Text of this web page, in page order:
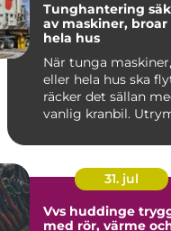
Tunghantering säker flytt
av maskiner, broar
hela hus
När tunga
eller hela hus ska
räcker det sällan
vanlig kranbil.
31. jul
Vvs huddinge trygg hjälp
med rör, värme